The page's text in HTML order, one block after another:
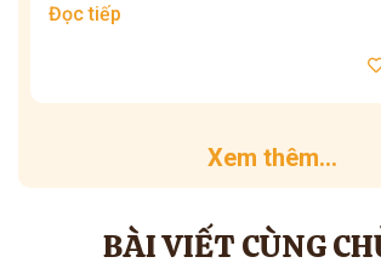
Đọc tiếp
Xem thêm...
BÀI VIẾT CÙNG